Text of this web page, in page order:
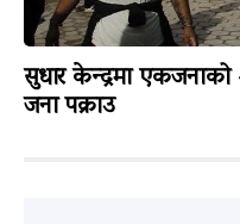
सुधार केन्द्रमा
जना पक्राउ